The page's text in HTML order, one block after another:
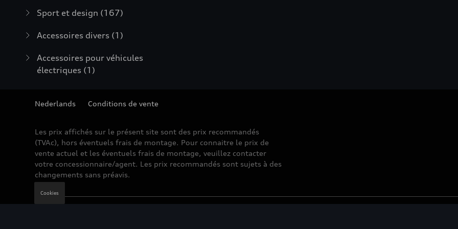
Sport et design (167)
Accessoires divers (1)
Accessoires pour véhicules
électriques (1)
Nederlands Conditions de vente
Les prix affichés sur le présent site sont des prix recommandés
(TVAc), hors éventuels frais de montage. Pour connaitre le prix de
vente actuel et les éventuels frais de montage, veuillez contacter
votre concessionnaire/agent. Les prix recommandés sont sujets à des
changements sans préavis.
Cookies